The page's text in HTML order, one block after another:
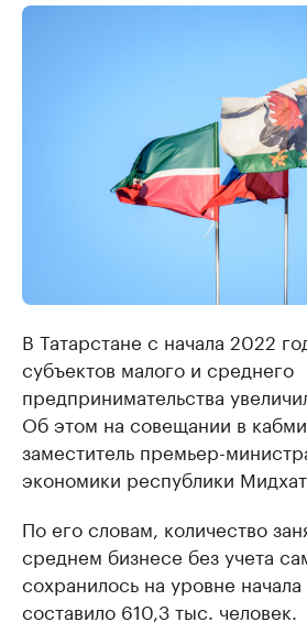
В Татарстане с начала 2022
субъектов малого и среднего
предпринимательства
Об этом на совещании в
заместитель премьер-
экономики республики
По его словам, количество
среднем бизнесе без учета
сохранилось на уровне
составило 610,3 тыс. человек.